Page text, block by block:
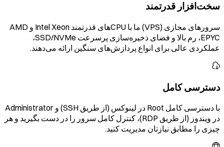
سخت‌افزار قدرتمند
سرورهای مجازی (VPS) ما با CPUهای قدرتمند Intel Xeon و AMD
EPYC، رم بالا و فضای ذخیره‌سازی پرسرعت SSD/NVMe،
عملکردی عالی برای انواع پردازش‌های سنگین ارائه می‌دهند.
دسترسی کامل
با دسترسی کامل Root در لینوکس (از طریق SSH) و Administrator
در ویندوز (از طریق RDP)، کنترل کامل سرور را در دست بگیرید و هر
چیزی را مطابق نیازتان مدیریت کنید.